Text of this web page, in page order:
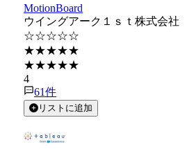
MotionBoard
ウイングアーク１ｓｔ株式会社
☆☆☆☆☆
★★★★★
★★★★★
4
61件
リストに追加